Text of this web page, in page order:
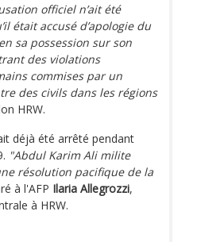
officiel n’ait été
était accusé d’apologie du
sa possession sur son
des violations
commises par un
des civils dans les régions
HRW.
déjà été arrêté pendant
"Abdul Karim Ali milite
résolution pacifique de la
à l'AFP Ilaria Allegrozzi,
à HRW.